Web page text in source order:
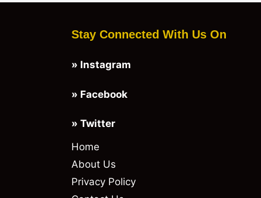
Stay Connected With Us On
» Instagram
» Facebook
» Twitter
Home
About Us
Privacy Policy